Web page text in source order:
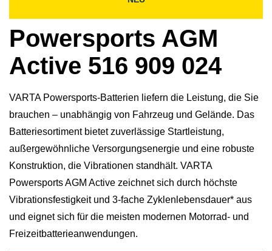
Powersports AGM
Active 516 909 024
VARTA Powersports-Batterien liefern die Leistung, die Sie
brauchen – unabhängig von Fahrzeug und Gelände. Das
Batteriesortiment bietet zuverlässige Startleistung,
außergewöhnliche Versorgungsenergie und eine robuste
Konstruktion, die Vibrationen standhält. VARTA
Powersports AGM Active zeichnet sich durch höchste
Vibrationsfestigkeit und 3-fache Zyklenlebensdauer* aus
und eignet sich für die meisten modernen Motorrad- und
Freizeitbatterieanwendungen.